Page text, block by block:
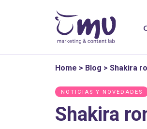
Home > Blog > Shakira
NOTICIAS Y NOVEDADES
Shakira